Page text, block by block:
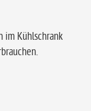
im Kühlschrank